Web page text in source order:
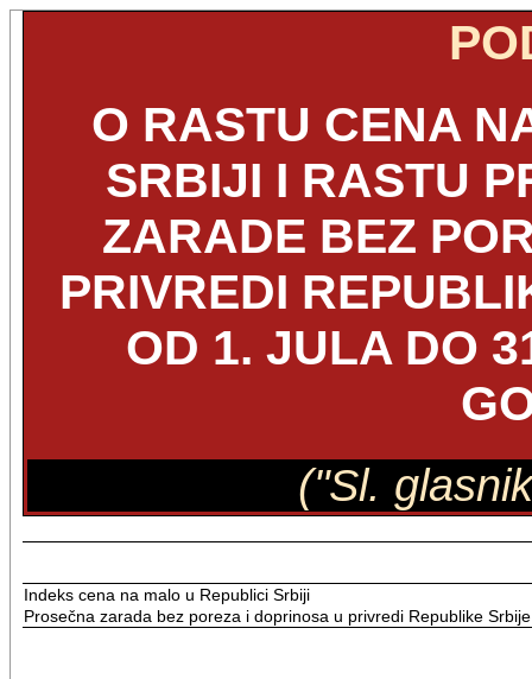
O RASTU CENA
SRBIJI I RASTU
ZARADE BEZ
PRIVREDI
OD 1. JULA DO
("Sl.
Indeks cena na malo u Republici Srbiji
Prosečna zarada bez poreza i doprinosa u privredi Republike Srbije